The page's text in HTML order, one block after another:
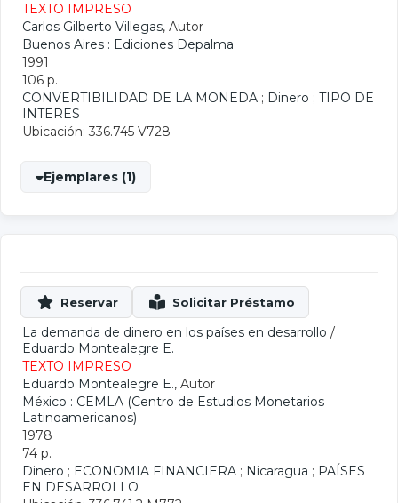
TEXTO IMPRESO
Carlos Gilberto Villegas, Autor
Buenos Aires : Ediciones Depalma
1991
106 p.
CONVERTIBILIDAD DE LA MONEDA ; Dinero ; TIPO DE
INTERES
Ubicación: 336.745 V728
Ejemplares (1)
La demanda de dinero en los países en desarrollo /
Eduardo Montealegre E.
TEXTO IMPRESO
Eduardo Montealegre E., Autor
México : CEMLA (Centro de Estudios Monetarios
Latinoamericanos)
1978
74 p.
Dinero ; ECONOMIA FINANCIERA ; Nicaragua ; PAÍSES
EN DESARROLLO